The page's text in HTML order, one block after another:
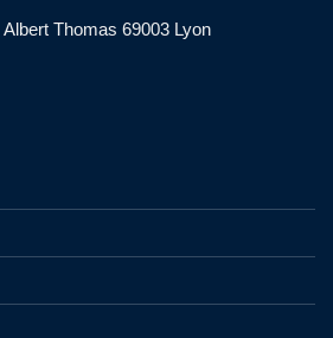
Thomas 69003 Lyon